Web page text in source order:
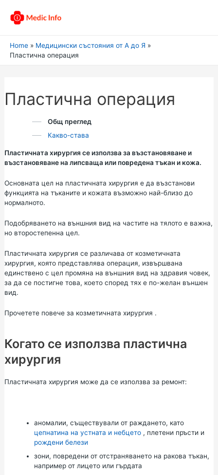
Home
Медицински състояния от А до Я
Пластична операция
Пластична операция
Общ преглед
Какво-става
Пластичната хирургия се използва за възстановяване и
възстановяване на липсваща или повредена тъкан и кожа.
Основната цел на пластичната хирургия е да възстанови
функцията на тъканите и кожата възможно най-близо до
нормалното.
Подобряването на външния вид на частите на тялото е важна,
но второстепенна цел.
Пластичната хирургия се различава от козметичната
хирургия, която представлява операция, извършвана
единствено с цел промяна на външния вид на здравия човек,
за да се постигне това, което според тях е по-желан външен
вид.
Прочетете повече за козметичната хирургия .
Когато се използва пластична
хирургия
Пластичната хирургия може да се използва за ремонт:
аномалии, съществували от раждането, като
цепнатина на устната и небцето, плетени пръсти и
рождени белези
зони, повредени от отстраняването на ракова тъкан,
например от лицето или гърдата